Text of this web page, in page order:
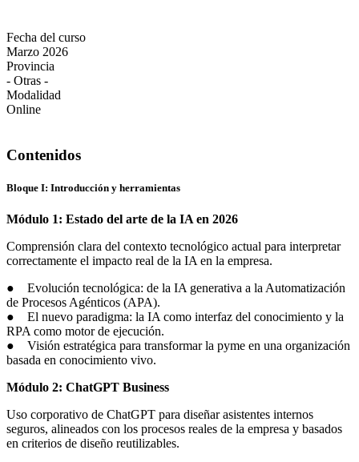
Fecha del curso
Marzo 2026
Provincia
- Otras -
Modalidad
Online
Contenidos
Bloque I: Introducción y herramientas
Módulo 1: Estado del arte de la IA en 2026
Comprensión clara del contexto tecnológico actual para interpretar
correctamente el impacto real de la IA en la empresa.
● Evolución tecnológica: de la IA generativa a la Automatización
de Procesos Agénticos (APA).
● El nuevo paradigma: la IA como interfaz del conocimiento y la
RPA como motor de ejecución.
● Visión estratégica para transformar la pyme en una organización
basada en conocimiento vivo.
Módulo 2: ChatGPT Business
Uso corporativo de ChatGPT para diseñar asistentes internos
seguros, alineados con los procesos reales de la empresa y basados
en criterios de diseño reutilizables.